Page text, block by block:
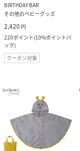
BIRTHDAY BAR
その他のベビーグッズ
2,420 円
220ポイント(10%ポイントバ
ック)
クーポン対象